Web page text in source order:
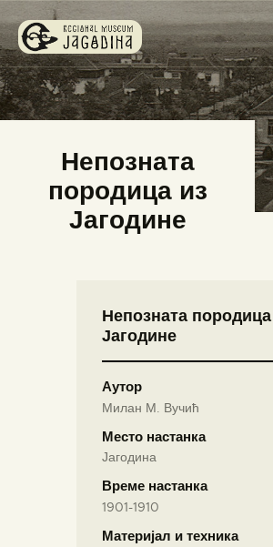
Непозната
породица из
Јагодине
ЗАВИЧАЈНИ МУЗЕЈ
www.jagodina.museum
ЗБИРКЕ
ИЗЛОЖБЕ
ДОГАЂАЈИ
НАШ МУЗЕЈ
ENGLISH(
Непозната
Јагодине
Аутор
Милан М. Вучић
Место настанка
Јагодина
Време настанка
1901-1910
Материјал и техника